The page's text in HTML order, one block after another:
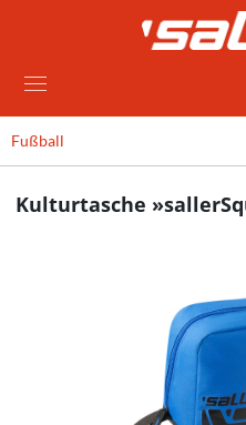
Fußball
Kulturtasche